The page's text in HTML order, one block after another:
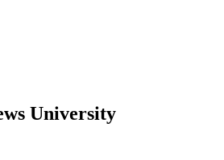
University